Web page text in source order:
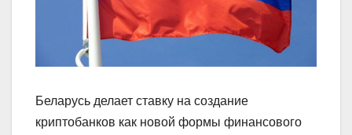
Беларусь делает ставку на создание
криптобанков как новой формы финансового